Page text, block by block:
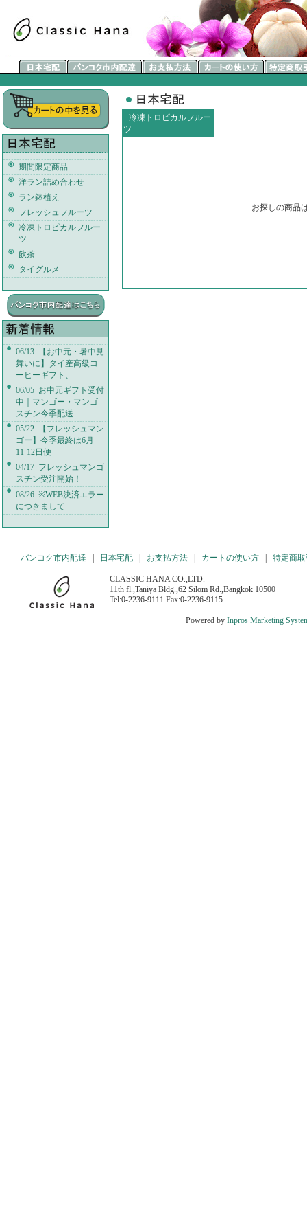
期間限定商品
洋ラン詰め合わせ
ラン鉢植え
フレッシュフルーツ
冷凍トロピカルフルー
ツ
飲茶
タイグルメ
06/13 【お中元・暑中見
舞いに】タイ産高級コ
ーヒーギフト、
06/05 お中元ギフト受付
中｜マンゴー・マンゴ
スチン今季配送
05/22 【フレッシュマン
ゴー】今季最終は6月
11-12日便
04/17 フレッシュマンゴ
スチン受注開始！
08/26 ※WEB決済エラー
につきまして
冷凍トロピカルフルー
ツ
お探しの商品
バンコク市内配達 日本宅配 お支払方法 カートの使い方 特定商
CLASSIC HANA CO.,LTD.
11th fl.,Taniya Bldg.,62 Silom Rd.,Bangkok 10500
Tel:0-2236-9111 Fax:0-2236-9115
Powered by Inpros Marketing